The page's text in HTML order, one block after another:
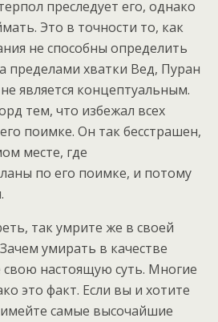
преследует его, однако
Это в точности то, как
не способны определить
пределами хватки Вед, Пуран
является концептуальным.
тем, что избежал всех
поимке. Он так бесстрашен,
месте, где
по его поимке, и потому
так умрите же в своей
умирать в качестве
свою настоящую суть. Многие
это факт. Если вы и хотите
самые высочайшие